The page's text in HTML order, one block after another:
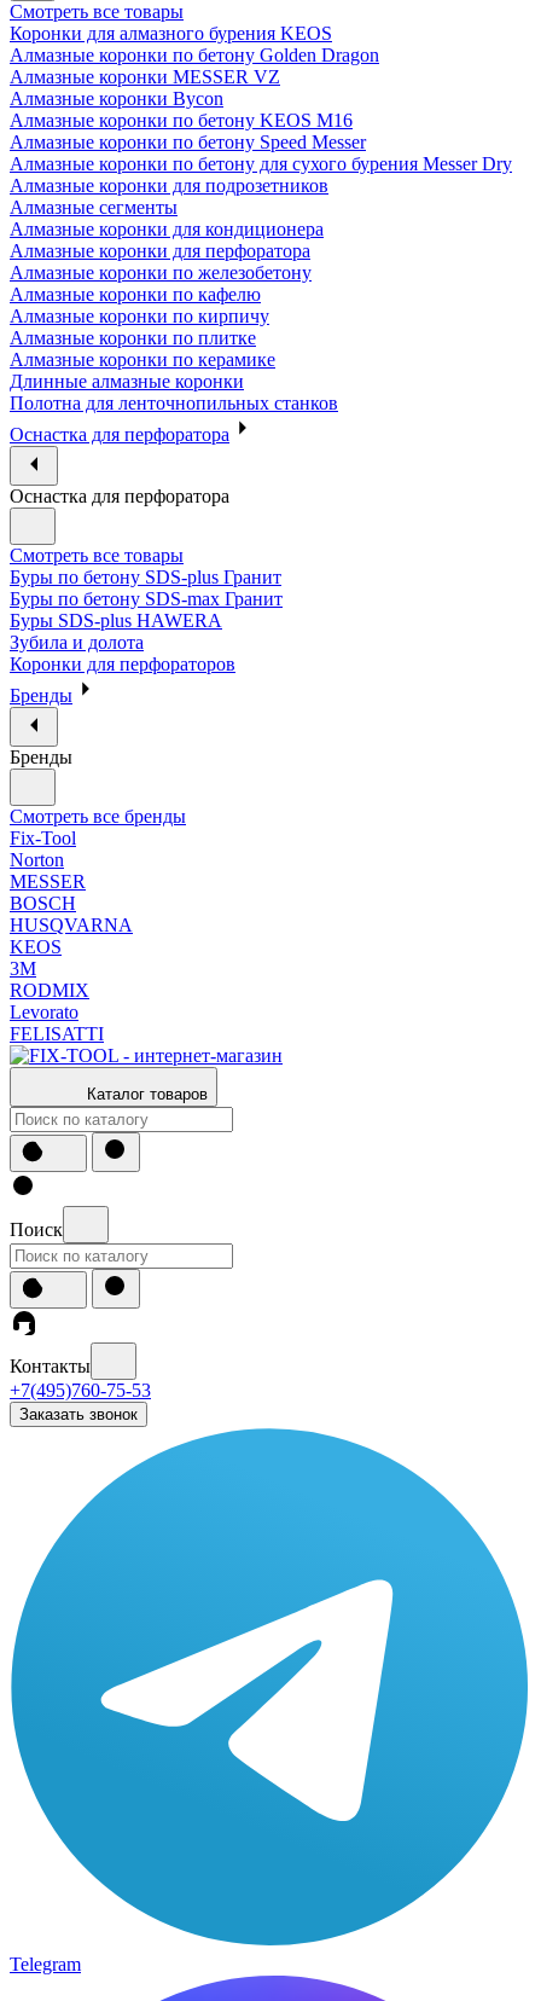
Смотреть все товары
Коронки для алмазного бурения KEOS
Алмазные коронки по бетону Golden Dragon
Алмазные коронки MESSER VZ
Алмазные коронки Bycon
Алмазные коронки по бетону KEOS M16
Алмазные коронки по бетону Speed Messer
Алмазные коронки по бетону для сухого бурения Messer Dry
Алмазные коронки для подрозетников
Алмазные сегменты
Алмазные коронки для кондиционера
Алмазные коронки для перфоратора
Алмазные коронки по железобетону
Алмазные коронки по кафелю
Алмазные коронки по кирпичу
Алмазные коронки по плитке
Алмазные коронки по керамике
Длинные алмазные коронки
Полотна для ленточнопильных станков
Оснастка для перфоратора
Оснастка для перфоратора
Смотреть все товары
Буры по бетону SDS-plus Гранит
Буры по бетону SDS-max Гранит
Буры SDS-plus HAWERA
Зубила и долота
Коронки для перфораторов
Бренды
Бренды
Смотреть все бренды
Fix-Tool
Norton
MESSER
BOSCH
HUSQVARNA
KEOS
3М
RODMIX
Levorato
FELISATTI
Каталог товаров
Поиск
Контакты
+7(495)760-75-53
Заказать звонок
Telegram